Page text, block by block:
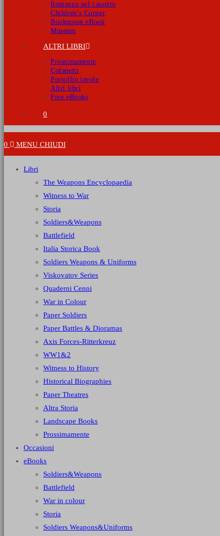
Romanzo nel cassetto
Children’s Corner
Bookmoon eBook
Museum
ALTRI LIBRI
Prossimamente
Cofanetti
Portoflio tavole
Altri libri
Free eBooks
0
0 MENU CHIUDI
Libri
The Weapons Encyclopaedia
Witness to War
Storia
Soldiers&Weapons
Battlefield
Italia Storica Book
Soldiers Weapons & Uniforms
Viskovatov Series
Quaderni Cenni
War in Colour
Paper Soldiers
Paper Battles & Dioramas
Axis Forces-Ritterkreuz
WW1&2
Witness to History
Historical Biographies
Paper Theatres
Altra Storia
Landscape Books
Prossimamente
Occasioni
eBooks
Soldiers&Weapons
Battlefield
War in colour
Storia
Soldiers Weapons&Uniforms